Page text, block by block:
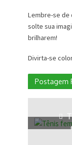
Lembre-se de
solte sua
brilharem!
Divirta-se
Postagem